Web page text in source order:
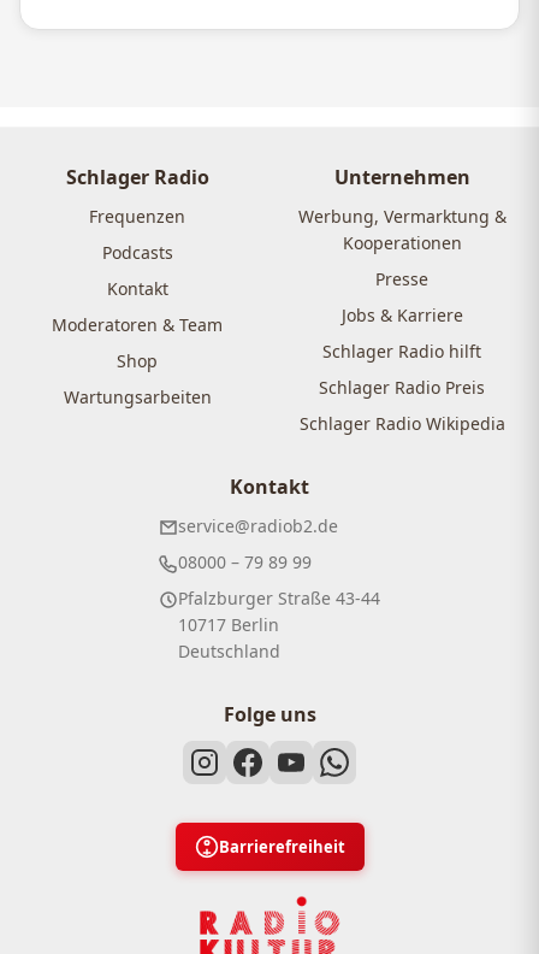
Schlager Radio
Frequenzen
Podcasts
Kontakt
Moderatoren & Team
Shop
Wartungsarbeiten
Unternehmen
Werbung, Vermarktung &
Kooperationen
Presse
Jobs & Karriere
Schlager Radio hilft
Schlager Radio Preis
Schlager Radio Wikipedia
Kontakt
service@radiob2.de
08000 – 79 89 99
Pfalzburger Straße 43-44
10717 Berlin
Deutschland
Folge uns
Barrierefreiheit